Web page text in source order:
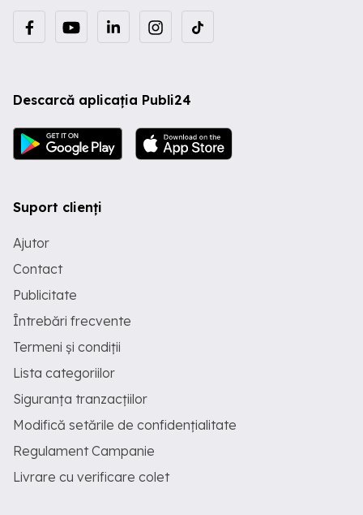
Descarcă aplicația Publi24
Suport clienți
Ajutor
Contact
Publicitate
Întrebări frecvente
Termeni și condiții
Lista categoriilor
Siguranța tranzacțiilor
Modifică setările de confidențialitate
Regulament Campanie
Livrare cu verificare colet